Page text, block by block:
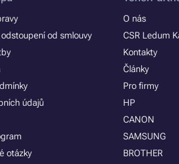
od smlouvy
údajů
otázky
O nás
CSR Ledum
Kontakty
Články
Pro firmy
HP
CANON
SAMSUNG
BROTHER